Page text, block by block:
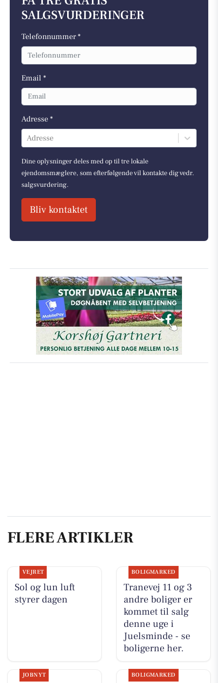
SALGSVURDERINGER
Telefonnummer *
Email *
Adresse *
Adresse
Dine oplysninger deles med op til tre lokale
ejendomsmæglere, som efterfølgende vil kontakte dig vedr.
salgsvurdering.
Bliv kontaktet
FLERE ARTIKLER
VEJRET
Sol og lun luft
styrer dagen
BOLIGMARKED
Tranevej 11 og 3
andre boliger er
kommet til salg
denne uge i
Juelsminde - se
boligerne her.
JOBNYT BOLIGMARKED